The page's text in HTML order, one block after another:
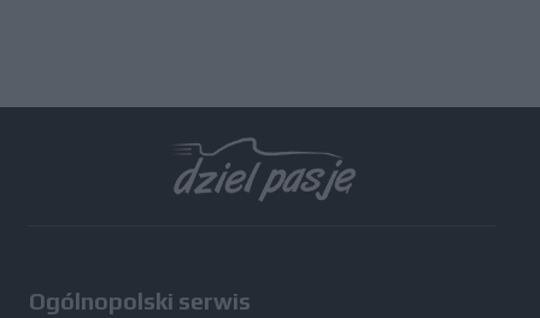
Ogólnopolski serwis